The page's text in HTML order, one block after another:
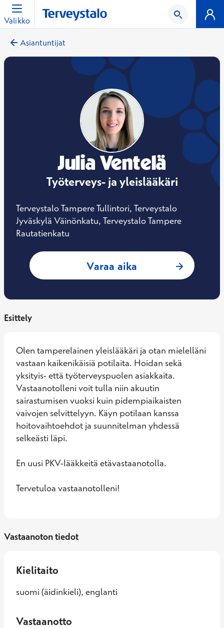
Valikko
Asiantuntijat
Julia Ventelä
Työterveys- ja yleislääkäri
Terveystalo Tampere Tullintori, Terveystalo
Jyväskylä Väinönkatu, Terveystalo Tampere
Rautatienkatu
Varaa aika : Julia Ventelä,
Esittely
Olen tamperelainen yleislääkäri ja otan mielelläni
vastaan kaikenikäisiä potilaita. Hoidan sekä
yksityis- että työterveyspuolen asiakkaita.
Vastaanotolleni voit tulla niin akuutin
sairastumisen vuoksi kuin pidempiaikaisten
vaivojen selvittelyyn. Käyn potilaan kanssa
hoitovaihtoehdot ja suunnitelman yhdessä
selkeästi läpi.
En uusi PKV-lääkkeitä etävastaanotolla.
Tervetuloa vastaanotolleni!
Vastaanoton tiedot
Kielitaito
suomi (äidinkieli), englanti
Vastaanotto